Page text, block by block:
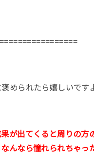
められたら嬉しいです
が出てくると周りの方
んなら憧れられちゃっ